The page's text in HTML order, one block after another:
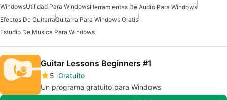
WindowsUtilidad Para WindowsHerramientas De Audio Para Windows
Efectos De GuitarraGuitarra Para Windows Gratis
Estudio De Musica Para Windows
Guitar Lessons Beginners #1
5 Gratuito
Un programa gratuito para Windows